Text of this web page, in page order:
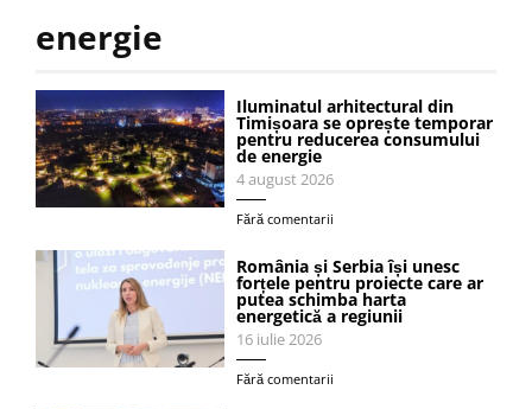
energie
Iluminatul arhitectural din
Timișoara se oprește temporar
pentru reducerea consumului
de energie
4 august 2026
Fără comentarii
România și Serbia își unesc
forțele pentru proiecte care ar
putea schimba harta
energetică a regiunii
16 iulie 2026
Fără comentarii